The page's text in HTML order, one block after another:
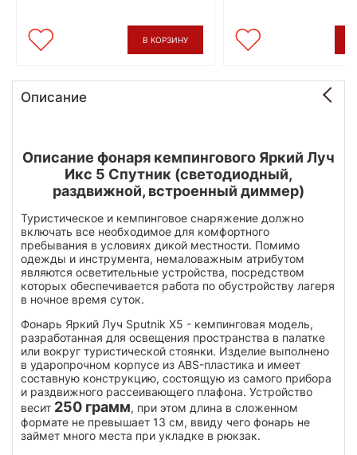
В КОРЗИНУ
Описание
Описание фонаря кемпингового Яркий Луч
Икс 5 Спутник (светодиодный,
раздвижной, встроенный диммер)
Туристическое и кемпинговое снаряжение должно
включать все необходимое для комфортного
пребывания в условиях дикой местности. Помимо
одежды и инструмента, немаловажным атрибутом
являются осветительные устройства, посредством
которых обеспечивается работа по обустройству лагеря
в ночное время суток.
Фонарь Яркий Луч Sputnik X5 - кемпинговая модель,
разработанная для освещения пространства в палатке
или вокруг туристической стоянки. Изделие выполнено
в ударопрочном корпусе из ABS-пластика и имеет
составную конструкцию, состоящую из самого прибора
и раздвижного рассеивающего плафона. Устройство
весит 250 грамм, при этом длина в сложенном
формате не превышает 13 см, ввиду чего фонарь не
займет много места при укладке в рюкзак.